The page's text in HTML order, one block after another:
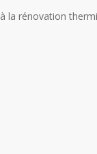
la rénovation